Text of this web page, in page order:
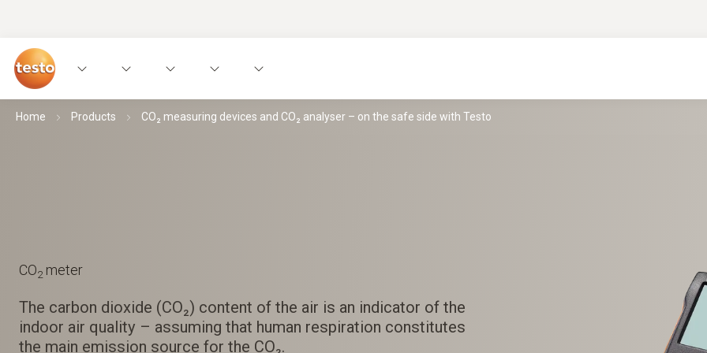
Home Products CO₂ measuring devices and CO₂ analyser – on the safe side with Testo
CO2 meter
The carbon dioxide (CO₂) content of the air is an indicator of the
indoor air quality – assuming that human respiration constitutes
the main emission source for the CO₂.